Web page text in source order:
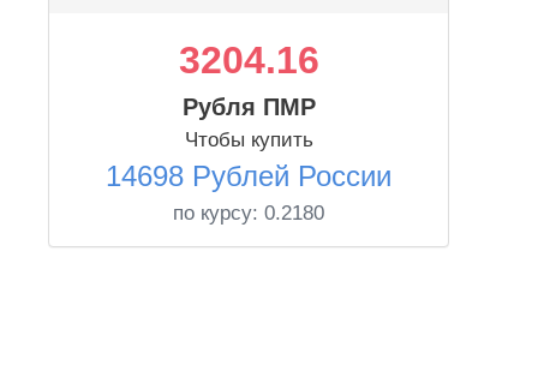
3204.16
Рубля ПМР
Чтобы купить
14698 Рублей России
по курсу: 0.2180